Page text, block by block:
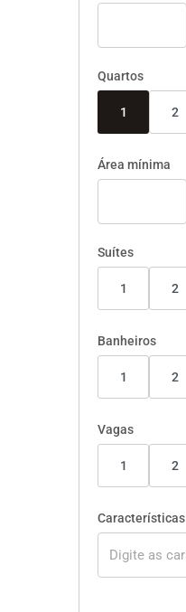
Quartos
1 2
Área mínima
Suítes
1 2
Banheiros
1 2
Vagas
1 2
Características